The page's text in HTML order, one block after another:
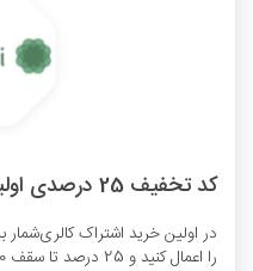
کد تخفیف 25 درصدی اولین خرید بروکلی
در اولین خرید اشتراک کالری‌شمار